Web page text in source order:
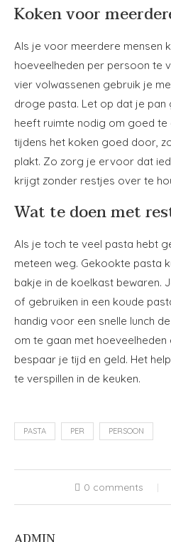
Koken voor
Als je voor meerdere mensen
hoeveelheden per persoon te
vier volwassenen gebruik je
droge pasta. Let op dat je
heeft ruimte nodig om goed te
tijdens het koken goed door,
plakt. Zo zorg je ervoor dat
krijgt zonder restjes over te
Wat te doen met
Als je toch te veel pasta hebt
meteen weg. Gekookte pasta
bakje in de koelkast bewaren.
of gebruiken in een koude
handig voor een snelle lunch
om te gaan met
bespaar je tijd en geld. Het
te verspillen in de keuken.
PASTA PER PERSOON
0 comments